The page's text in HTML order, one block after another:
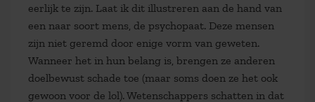
eerlijk te zijn. Laat ik dit illustreren aan de hand van
een naar soort mens, de psychopaat. Deze mensen
zijn niet geremd door enige vorm van geweten.
Wanneer het in hun belang is, brengen ze anderen
doelbewust schade toe (maar soms doen ze het ook
gewoon voor de lol). Wetenschappers schatten in dat